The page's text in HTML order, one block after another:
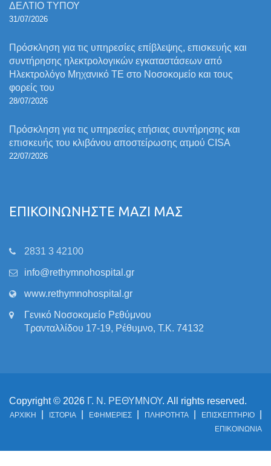
ΔΕΛΤΙΟ ΤΥΠΟΥ
31/07/2026
Πρόσκληση για τις υπηρεσίες επίβλεψης, επισκευής και
συντήρησης ηλεκτρολογικών εγκαταστάσεων από
Ηλεκτρολόγο Μηχανικό ΤΕ στο Νοσοκομείο και τους
φορείς του
28/07/2026
Πρόσκληση για τις υπηρεσίες ετήσιας συντήρησης και
επισκευής του κλιβάνου αποστείρωσης ατμού CISA
22/07/2026
ΕΠΙΚΟΙΝΩΝΗΣΤΕ ΜΑΖΙ ΜΑΣ
2831 3 42100
info@rethymnohospital.gr
www.rethymnohospital.gr
Γενικό Νοσοκομείο Ρεθύμνου
Τρανταλλίδου 17-19, Ρέθυμνο, Τ.Κ. 74132
Copyright © 2026 Γ. Ν. ΡΕΘΥΜΝΟΥ. All rights reserved.
ΑΡΧΙΚΗ ΙΣΤΟΡΙΑ ΕΦΗΜΕΡΙΕΣ ΠΛΗΡΟΤΗΤΑ
ΕΠΙΣΚΕΠΤΗΡΙΟ
ΕΠΙΚΟΙΝΩΝΙΑ